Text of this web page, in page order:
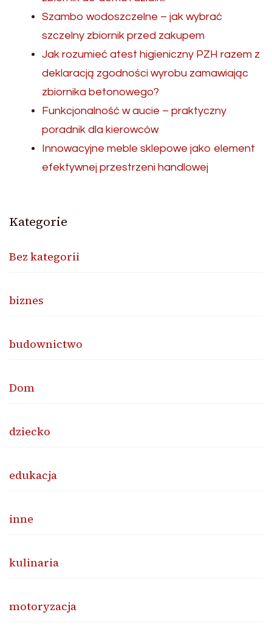
Szambo wodoszczelne – jak wybrać
szczelny zbiornik przed zakupem
Jak rozumieć atest higieniczny PZH razem z
deklaracją zgodności wyrobu zamawiając
zbiornika betonowego?
Funkcjonalność w aucie – praktyczny
poradnik dla kierowców
Innowacyjne meble sklepowe jako element
efektywnej przestrzeni handlowej
Kategorie
Bez kategorii
biznes
budownictwo
Dom
dziecko
edukacja
inne
kulinaria
motoryzacja